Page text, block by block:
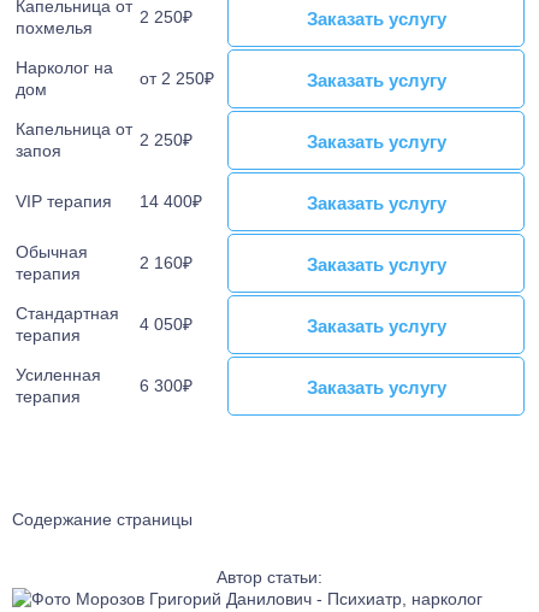
Наркологический стационар
Ресоциализация наркозависимых
Лечение булимии
Лечение клаустрофобии
Лечение сонливости
Лечение анорексии
Лечение игромании
Лечение паранойи
Лечение созависимости
Лечение зависимости от ставок на спорт
Лечение клептомании
Лечение послеродовой депрессии
Лечение социофобии
Лечение тревожного расстройства
Лечение фантомных болей
Капельница от
похмелья
2 250₽ Заказать услугу
Заказать услугу
Нарколог на
дом
от 2 250₽ Заказать услугу
Заказать услугу
Капельница от
запоя
2 250₽ Заказать услугу
Заказать услугу
VIP терапия 14 400₽ Заказать услугу
Заказать услугу
Обычная
терапия
2 160₽ Заказать услугу
Заказать услугу
Стандартная
терапия
4 050₽ Заказать услугу
Заказать услугу
Усиленная
терапия
6 300₽ Заказать услугу
Заказать услугу
Содержание страницы
Автор статьи: